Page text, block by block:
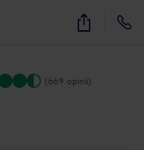
28
(669 opinii)